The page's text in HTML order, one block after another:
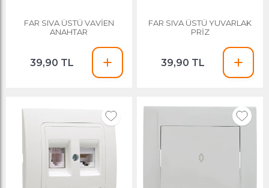
FAR SIVA ÜSTÜ VAVİEN
ANAHTAR
39,90 TL
FAR SIVA ÜSTÜ YUVARLAK
PRİZ
39,90 TL